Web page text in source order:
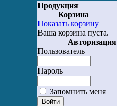
Продукция
Корзина
Показать корзину
Ваша корзина пуста.
Авторизация
Пользователь
Пароль
Запомнить меня